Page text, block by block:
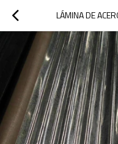
LÁMINA DE